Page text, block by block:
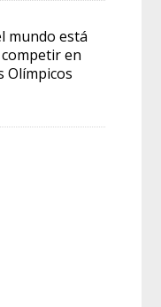
mundo está
en
Olímpicos